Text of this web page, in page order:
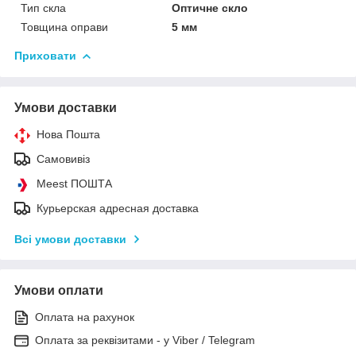
Тип скла
Оптичне скло
Товщина оправи
5 мм
Приховати
Умови доставки
Нова Пошта
Самовивіз
Meest ПОШТА
Курьерская адресная доставка
Всі умови доставки
Умови оплати
Оплата на рахунок
Оплата за реквізитами - у Viber / Telegram